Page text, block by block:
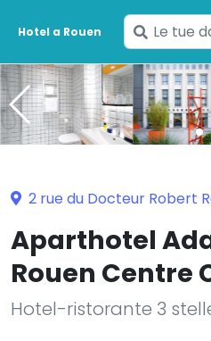
Hotel a Rouen
Inserisci
le
tue
date
2 rue du Docteur Robert
Aparthotel
Rouen Centre
Hotel-ristorante 3